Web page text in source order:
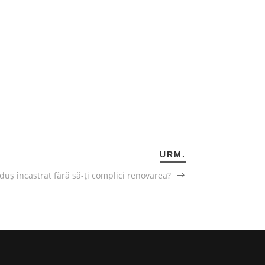
URM.
încastrat fără să-ți complici renovarea?